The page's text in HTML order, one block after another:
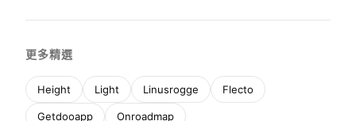
更多精選
Height Light Linusrogge Flecto
Getdooapp Onroadmap